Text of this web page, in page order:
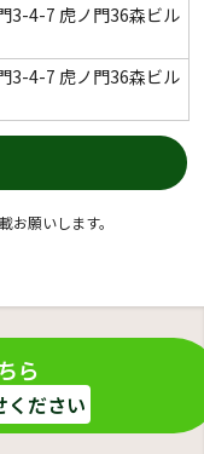
3-4-7 虎ノ門36森ビル
3-4-7 虎ノ門36森ビル
願いします。
ら
ください